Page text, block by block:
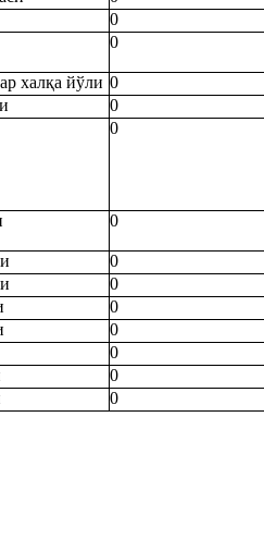
0
0
халқа йўли 0
0
0
0
0
0
0
0
0
0
0